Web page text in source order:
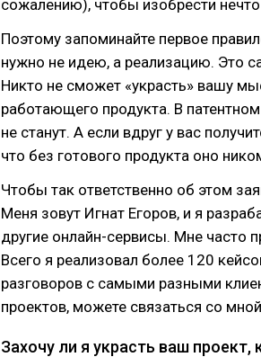
сожалению), чтобы изобрести нечто
Поэтому запоминайте первое
нужно не идею, а реализацию. Это
Никто не сможет «украсть» вашу
работающего продукта. В
не станут. А если вдруг у вас
что без готового продукта оно
Чтобы так ответственно об этом
Меня зовут Игнат Егоров, и я
другие онлайн-сервисы. Мне часто
Всего я реализовал более 120
разговоров с самыми разными
проектов, можете связаться со
Захочу ли я украсть ваш